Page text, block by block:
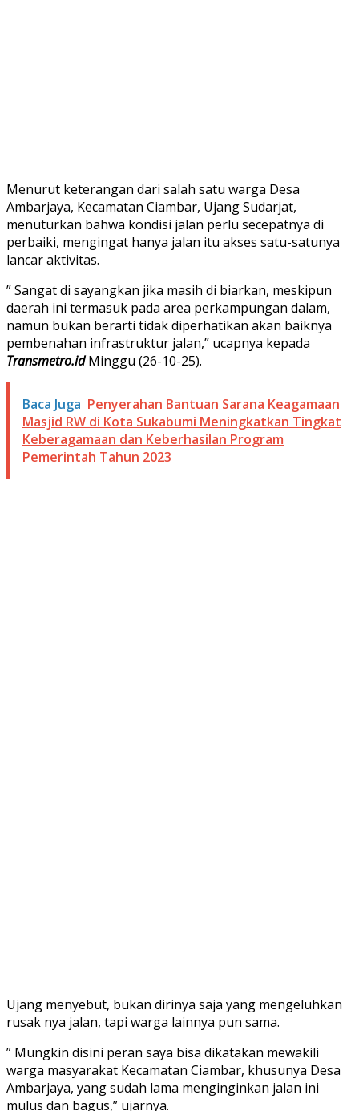
Menurut keterangan dari salah satu warga Desa
Ambarjaya, Kecamatan Ciambar, Ujang Sudarjat,
menuturkan bahwa kondisi jalan perlu secepatnya di
perbaiki, mengingat hanya jalan itu akses satu-satunya
lancar aktivitas.
” Sangat di sayangkan jika masih di biarkan, meskipun
daerah ini termasuk pada area perkampungan dalam,
namun bukan berarti tidak diperhatikan akan baiknya
pembenahan infrastruktur jalan,” ucapnya kepada
Transmetro.idMinggu (26-10-25).
Baca Juga Penyerahan Bantuan Sarana Keagamaan
Masjid RW di Kota Sukabumi Meningkatkan Tingkat
Keberagamaan dan Keberhasilan Program
Pemerintah Tahun 2023
Ujang menyebut, bukan dirinya saja yang mengeluhkan
rusak nya jalan, tapi warga lainnya pun sama.
” Mungkin disini peran saya bisa dikatakan mewakili
warga masyarakat Kecamatan Ciambar, khusunya Desa
Ambarjaya, yang sudah lama menginginkan jalan ini
mulus dan bagus,” ujarnya.